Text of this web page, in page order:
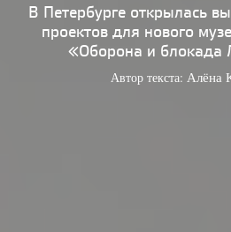
Дизайн
Иностранцы в России
Книги
Наследие
В Петербурге открылась
проектов для нового
«Оборона и блокада
Автор текста: Алёна